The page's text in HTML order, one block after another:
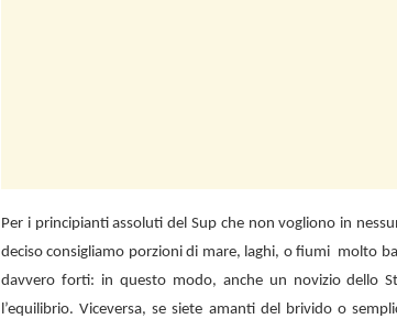
Per i principianti assoluti del Sup che non vogliono in
deciso consigliamo porzioni di mare, laghi, o fiumi molto
davvero forti: in questo modo, anche un novizio dello
l’equilibrio. Viceversa, se siete amanti del brivido o